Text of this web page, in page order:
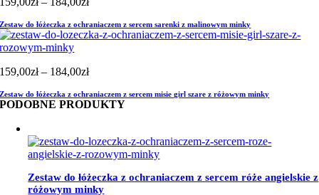
od
159,00zł
Zestaw do łóżeczka z ochraniaczem z sercem sarenki z malinowym minky
159,00zł – 184,00złZakres
od
159,00zł
184,00zł
Zestaw do łóżeczka z ochraniaczem z sercem misie girl szare z różowym minky
PODOBNE PRODUKTY
Zestaw do łóżeczka z ochraniaczem z sercem róże angielskie z
różowym minky